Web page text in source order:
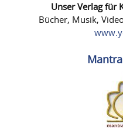
Unser Verlag für
Bücher, Musik,